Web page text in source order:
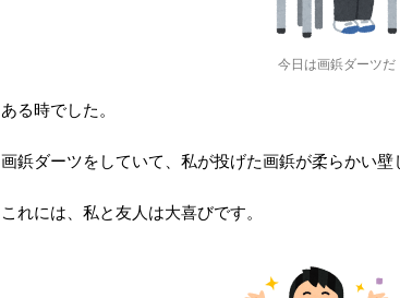
今日は画鋲ダーツだ
ある時でした。
画鋲ダーツをしていて、私が投げた画鋲が柔らかい壁
これには、私と友人は大喜びです。